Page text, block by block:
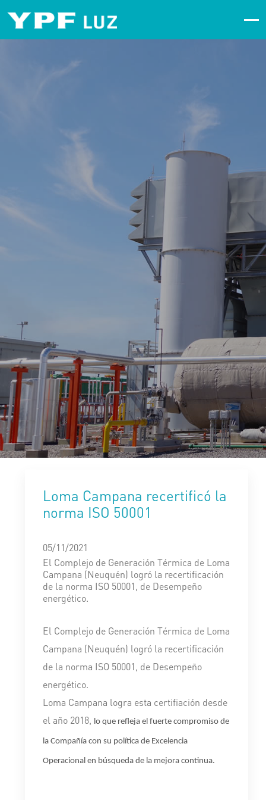
Loma Campana recertificó la
norma ISO 50001
05/11/2021
El Complejo de Generación Térmica de Loma
Campana (Neuquén) logró la recertificación
de la norma ISO 50001, de Desempeño
energético.
El Complejo de Generación Térmica de Loma
Campana (Neuquén) logró la recertificación
de la norma ISO 50001, de Desempeño
energético.
Loma Campana logra esta certifiación desde
el año 2018, lo que refleja el fuerte compromiso de
la Compañía con su política de Excelencia
Operacional en búsqueda de la mejora continua.